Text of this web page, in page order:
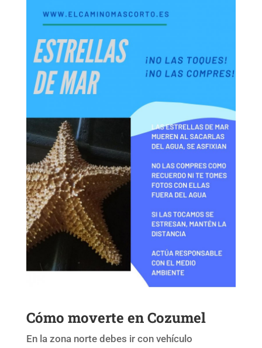
Cómo moverte en Cozumel
En la zona norte debes ir con vehículo